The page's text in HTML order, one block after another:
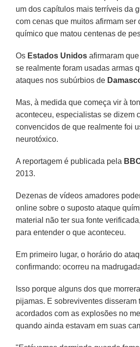
um dos capítulos mais terríveis da
com cenas que muitos afirmam ser
químico que matou centenas de
Os Estados Unidos afirmaram
se realmente foram usadas armas
ataques nos subúrbios de
Mas, à medida que começa vir à
aconteceu, especialistas se dizem
convencidos de que realmente foi
neurotóxico.
A reportagem é publicada pela
2013.
Dezenas de vídeos amadores
online sobre o suposto ataque
material não ter sua fonte
para entender o que aconteceu.
Em primeiro lugar, o horário do
confirmando: ocorreu na
Isso porque alguns dos que
pijamas. E sobreviventes disseram
acordados com as explosões no
quando ainda estavam em suas